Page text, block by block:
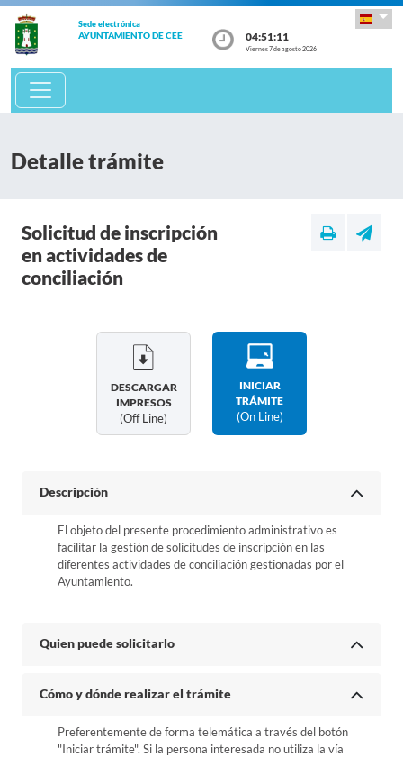
Sede electrónica
AYUNTAMIENTO DE CEE 04:51:11
Viernes 7 de agosto 2026
Detalle trámite
Solicitud de inscripción
en actividades de
conciliación
DESCARGAR
IMPRESOS
(off Line)
INICIAR
TRÁMITE
(on Line)
Descripción
El objeto del presente procedimiento administrativo es
facilitar la gestión de solicitudes de inscripción en las
diferentes actividades de conciliación gestionadas por el
Ayuntamiento.
Quien puede solicitarlo
Cómo y dónde realizar el trámite
Preferentemente de forma telemática a través del botón
"Iniciar trámite". Si la persona interesada no utiliza la vía